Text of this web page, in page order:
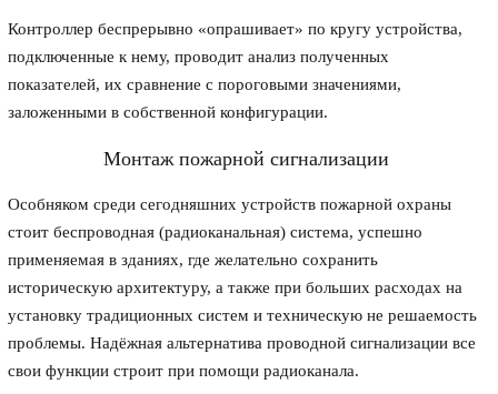
Контроллер беспрерывно «опрашивает» по кругу устройства,
подключенные к нему, проводит анализ полученных
показателей, их сравнение с пороговыми значениями,
заложенными в собственной конфигурации.
Монтаж пожарной сигнализации
Особняком среди сегодняшних устройств пожарной охраны
стоит беспроводная (радиоканальная) система, успешно
применяемая в зданиях, где желательно сохранить
историческую архитектуру, а также при больших расходах на
установку традиционных систем и техническую не решаемость
проблемы. Надёжная альтернатива проводной сигнализации все
свои функции строит при помощи радиоканала.